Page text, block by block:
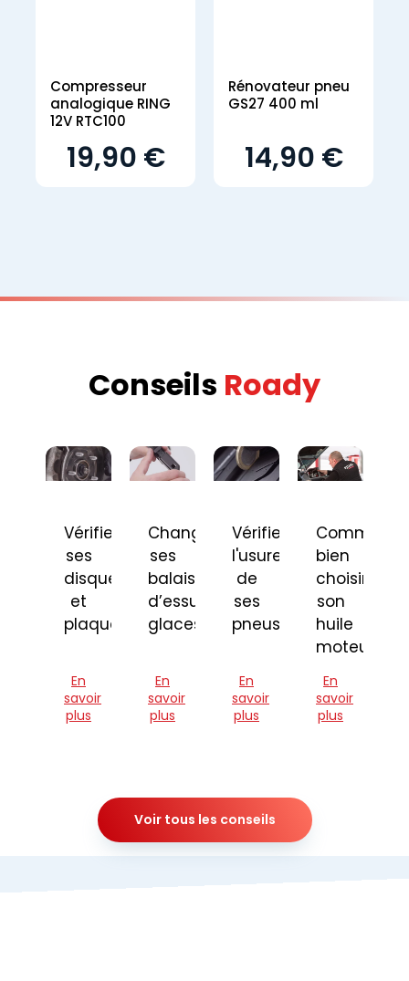
Compresseur
analogique RING
12V RTC100
19,90 €
Rénovateur pneu
GS27 400 ml
14,90 €
Conseils Roady
Vérifier
ses
disques
et
plaquettes
En
savoir
plus
Changer
ses
balais
d’essuie-
glaces
En
savoir
plus
Vérifier
l'usure
de
ses
pneus
En
savoir
plus
Comment
bien
choisir
son
huile
moteur
En
savoir
plus
Voir tous les conseils